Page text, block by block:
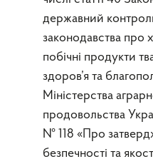
державний
законодавства про
побічні продукти
здоров’я та
Міністерства
продовольства
№ 118 «Про
безпечності та